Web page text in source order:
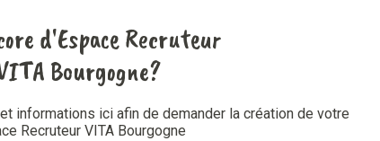
d'Espace Recruteur
Bourgogne?
informations ici afin de demander la création de votre
Recruteur VITA Bourgogne